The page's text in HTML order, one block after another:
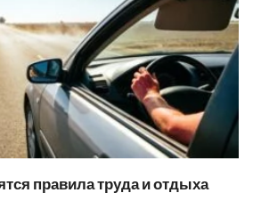
правила труда и отдыха